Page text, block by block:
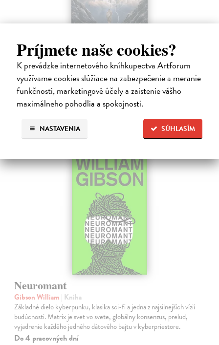
Príjmete naše cookies?
K prevádzke internetového kníhkupectva Artforum
využívame cookies slúžiace na zabezpečenie a meranie
funkčnosti, marketingové účely a zaistenie vášho
maximálneho pohodlia a spokojnosti.
SÚHLASÍM
NASTAVENIA
Pád Gondolinu
Tolkien J.R.R.| Kniha
Legenda o páde Gondolinu hovorí o boji dvoch najväčších mocností
sveta. Zlo predstavuje Morgoth, najhorší zo všetkých, vodca
obrovských armád, ktoré riadi zo svojej železnej pevnosti.
Na sklade ?
19,95 € ?
Neuromant
Gibson William | Kniha
Základné dielo kyberpunku, klasika sci-fi a jedna z najsilnejších vízií
budúcnosti. Matrix je svet vo svete, globálny konsenzus, prelud,
vyjadrenie každého jedného dátového bajtu v kyberpriestore.
Do 4 pracovných dní